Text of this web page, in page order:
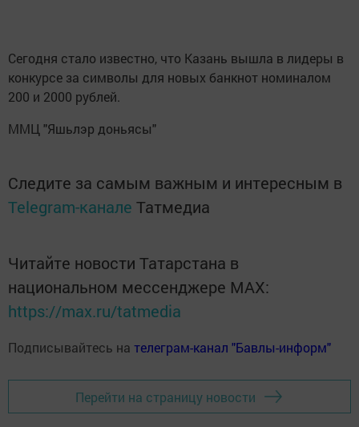
Сегодня стало известно, что Казань вышла в лидеры в
конкурсе за символы для новых банкнот номиналом
200 и 2000 рублей.
ММЦ "Яшьлэр доньясы"
Следите за самым важным и интересным в
Telegram-канале Татмедиа
Читайте новости Татарстана в
национальном мессенджере MАХ:
https://max.ru/tatmedia
Подписывайтесь на телеграм-канал "Бавлы-информ"
Перейти на страницу новости